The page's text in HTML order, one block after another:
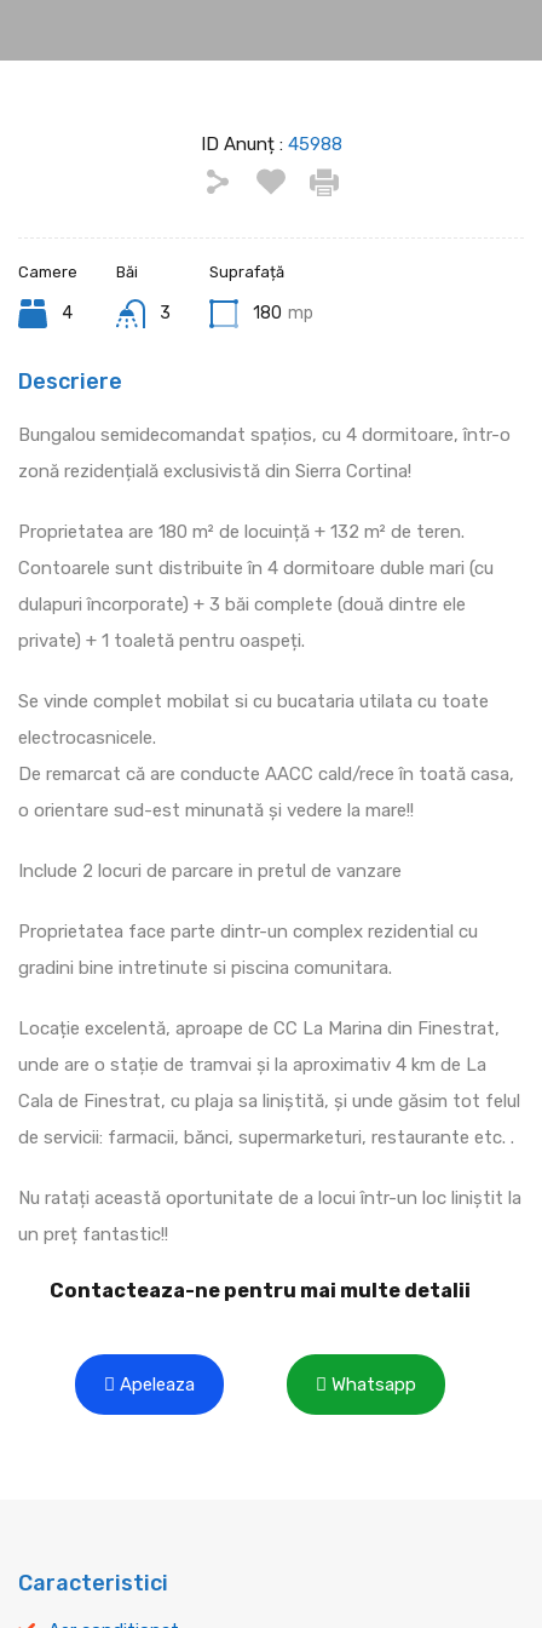
ID Anunț : 45988
Camere
4
Băi
3
Suprafață
180 mp
Descriere
Bungalou semidecomandat spațios, cu 4 dormitoare, într-o
zonă rezidențială exclusivistă din Sierra Cortina!
Proprietatea are 180 m² de locuință + 132 m² de teren.
Contoarele sunt distribuite în 4 dormitoare duble mari (cu
dulapuri încorporate) + 3 băi complete (două dintre ele
private) + 1 toaletă pentru oaspeți.
Se vinde complet mobilat si cu bucataria utilata cu toate
electrocasnicele.
De remarcat că are conducte AACC cald/rece în toată casa,
o orientare sud-est minunată și vedere la mare!!
Include 2 locuri de parcare in pretul de vanzare
Proprietatea face parte dintr-un complex rezidential cu
gradini bine intretinute si piscina comunitara.
Locație excelentă, aproape de CC La Marina din Finestrat,
unde are o stație de tramvai și la aproximativ 4 km de La
Cala de Finestrat, cu plaja sa liniștită, și unde găsim tot felul
de servicii: farmacii, bănci, supermarketuri, restaurante etc. .
Nu ratați această oportunitate de a locui într-un loc liniștit la
un preț fantastic!!
Contacteaza-ne pentru mai multe detalii
Apeleaza Whatsapp
Caracteristici